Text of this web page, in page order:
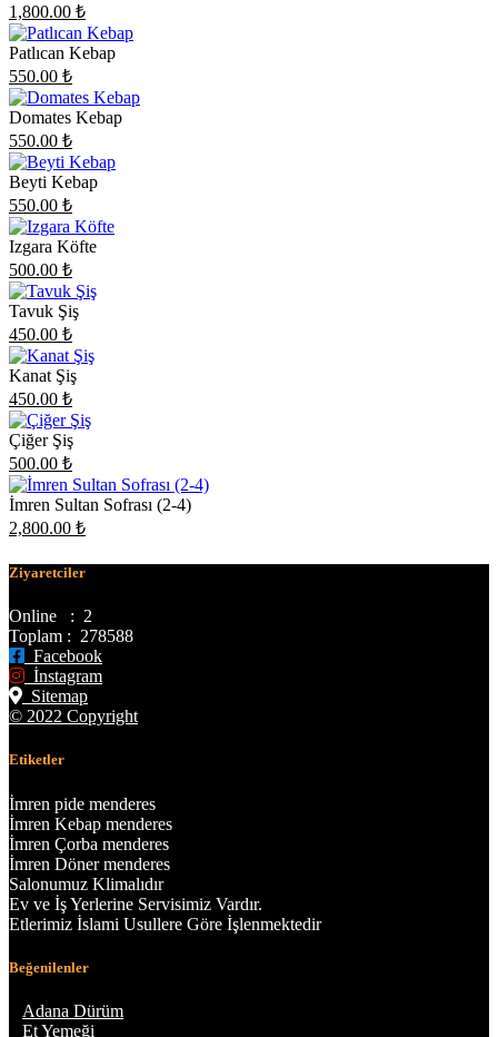
1,800.00 ₺
Patlıcan Kebap
550.00 ₺
Domates Kebap
550.00 ₺
Beyti Kebap
550.00 ₺
Izgara Köfte
500.00 ₺
Tavuk Şiş
450.00 ₺
Kanat Şiş
450.00 ₺
Çiğer Şiş
500.00 ₺
İmren Sultan Sofrası (2-4)
2,800.00 ₺
Ziyaretciler
Online : 2
Toplam : 278588
Facebook
İnstagram
Sitemap
© 2022 Copyright
Etiketler
İmren pide menderes
İmren Kebap menderes
İmren Çorba menderes
İmren Döner menderes
Salonumuz Klimalıdır
Ev ve İş Yerlerine Servisimiz Vardır.
Etlerimiz İslami Usullere Göre İşlenmektedir
Beğenilenler
Adana Dürüm
Et Yemeği